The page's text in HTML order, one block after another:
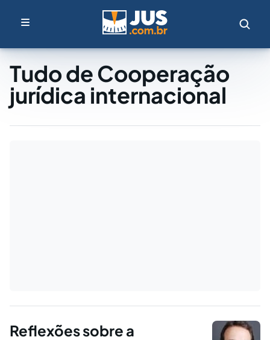
Tudo de Cooperação
jurídica internacional
Reflexões sobre a